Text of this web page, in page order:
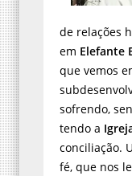
de relações
em Elefante
que vemos
sofrendo,
tendo a
conciliação.
fé, que nos